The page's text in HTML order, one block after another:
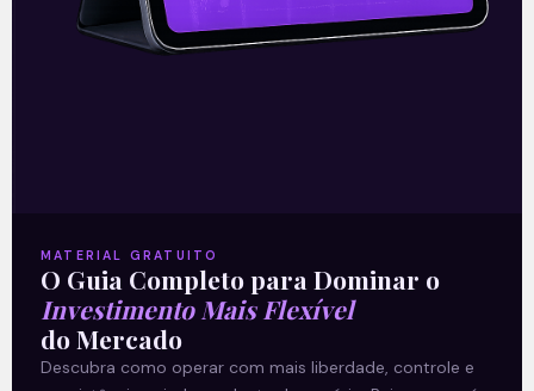
Petrobras vai além dos
números
MATERIAL GRATUITO
O Guia Completo para Dominar o
Investimento Mais Flexível
do Mercado
Descubra como operar com mais liberdade, controle e